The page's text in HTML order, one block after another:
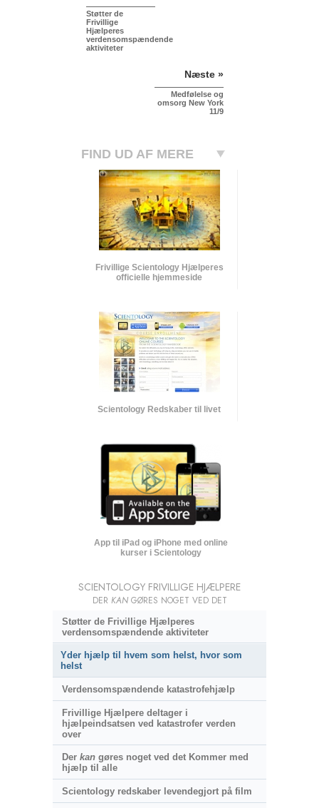
Støtter de
Frivillige
Hjælperes
verdensomspændende
aktiviteter
Næste »
Medfølelse og
omsorg New York
11/9
FIND UD AF MERE
Frivillige Scientology Hjælperes
officielle hjemmeside
Scientology Redskaber til livet
App til iPad og iPhone med online
kurser i Scientology
SCIENTOLOGY FRIVILLIGE HJÆLPERE
DER KANGØRES NOGET VED DET
Støtter de Frivillige Hjælperes
verdensomspændende aktiviteter
Yder hjælp til hvem som helst, hvor som
helst
Verdensomspændende katastrofehjælp
Frivillige Hjælpere deltager i
hjælpeindsatsen ved katastrofer verden
over
Der kangøres noget ved det Kommer med
hjælp til alle
Scientology redskaber levendegjort på film